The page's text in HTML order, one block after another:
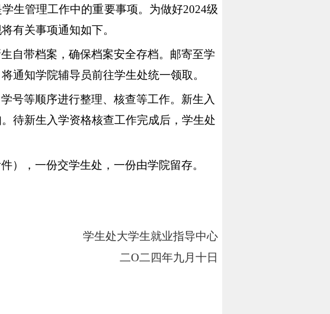
生管理工作中的重要事项。为做好2024级
有关事项通知如下。
自带档案，确保档案安全存档。邮寄至学
通知学院辅导员前往学生处统一领取。
号等顺序进行整理、核查等工作。新生入
待新生入学资格核查工作完成后，学生处
），一份交学生处，一份由学院留存。
学生处大学生就业指导中心
二O二四年九月十日